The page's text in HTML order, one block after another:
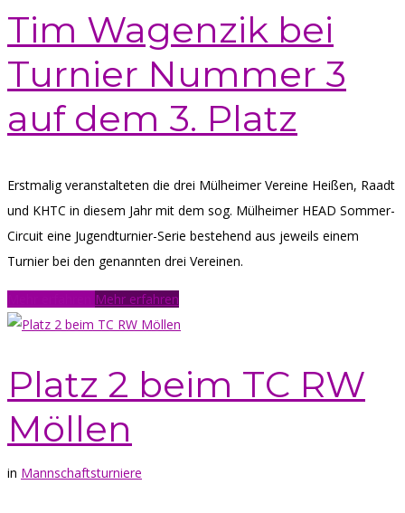
Tim Wagenzik bei
Turnier Nummer 3
auf dem 3. Platz
Erstmalig veranstalteten die drei Mülheimer Vereine Heißen, Raadt
und KHTC in diesem Jahr mit dem sog. Mülheimer HEAD Sommer-
Circuit eine Jugendturnier-Serie bestehend aus jeweils einem
Turnier bei den genannten drei Vereinen.
Mehr erfahren
Platz 2 beim TC RW
Möllen
in Mannschaftsturniere